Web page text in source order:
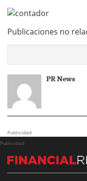
Publicaciones no
PR News
Publicidad
Publicidad